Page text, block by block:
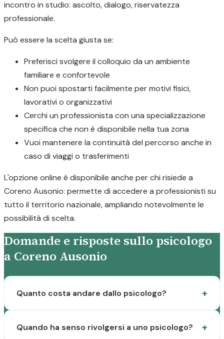
incontro in studio: ascolto, dialogo, riservatezza
professionale.
Può essere la scelta giusta se:
Preferisci svolgere il colloquio da un ambiente
familiare e confortevole
Non puoi spostarti facilmente per motivi fisici,
lavorativi o organizzativi
Cerchi un professionista con una specializzazione
specifica che non è disponibile nella tua zona
Vuoi mantenere la continuità del percorso anche in
caso di viaggi o trasferimenti
L'opzione online è disponibile anche per chi risiede a
Coreno Ausonio: permette di accedere a professionisti su
tutto il territorio nazionale, ampliando notevolmente le
possibilità di scelta.
Domande e risposte sullo psicologo
a Coreno Ausonio
Quanto costa andare dallo psicologo?
Quando ha senso rivolgersi a uno psicologo?